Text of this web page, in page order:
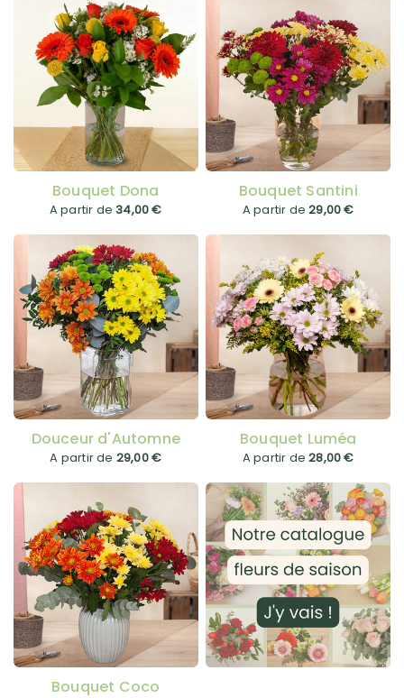
Bouquet Dona
A partir de34,00 €
Bouquet Santini
A partir de29,00 €
Douceur d'Automne
A partir de 29,00 €
Bouquet Luméa
A partir de28,00 €
Bouquet Coco